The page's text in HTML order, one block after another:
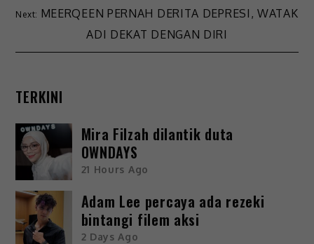
MEERQEEN PERNAH DERITA DEPRESI, WATAK
ADI DEKAT DENGAN DIRI
TERKINI
Mira Filzah dilantik duta
OWNDAYS
21 Hours Ago
Adam Lee percaya ada rezeki
bintangi filem aksi
2 Days Ago